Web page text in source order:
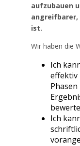
aufzubauen
ist.
Wir haben die
Ich
effektiv
Ich